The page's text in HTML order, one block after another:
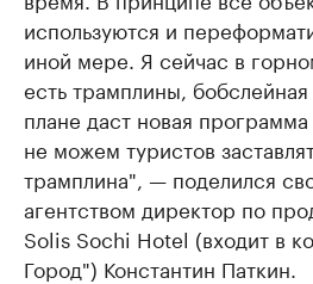
используются и
иной мере. Я сейчас в
есть трамплины,
плане даст новая
не можем туристов
трамплина", — поделился
агентством директор по
Solis Sochi Hotel (входит в
Город") Константин Паткин.